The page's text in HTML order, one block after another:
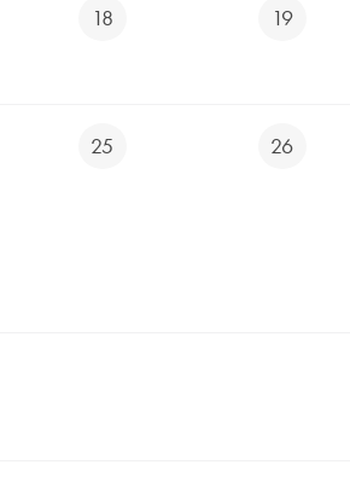
18 19
25 26